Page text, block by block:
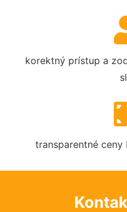
korektný prístup a
transparentné